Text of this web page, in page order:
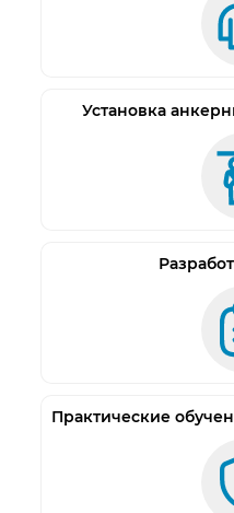
Конструкция
Установка
Практические